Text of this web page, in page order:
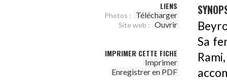
LIENS
Photos : Télécharger
Site web : Ouvrir
IMPRIMER CETTE FICHE
Imprimer
Enregistrer en PDF
Sa